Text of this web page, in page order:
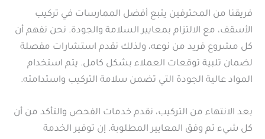
فريقنا من المحترفين يتبع أفضل الممارسات في تركيب
الأسقف، مع الالتزام بمعايير السلامة والجودة. نحن نفهم أن
كل مشروع فريد من نوعه، ولذلك نقدم استشارات مفصلة
لضمان تلبية توقعات العملاء بشكل كامل. يتم استخدام
المواد عالية الجودة التي تضمن سلامة التركيب واستدامته.
بعد الانتهاء من التركيب، نقدم خدمات الفحص والتأكد من أن
كل شيء تم وفق المعايير المطلوبة. إن توفير الخدمة